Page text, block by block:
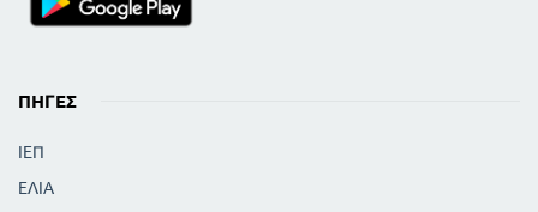
ΠΗΓΈΣ
ΙΕΠ
ΕΛΙΑ